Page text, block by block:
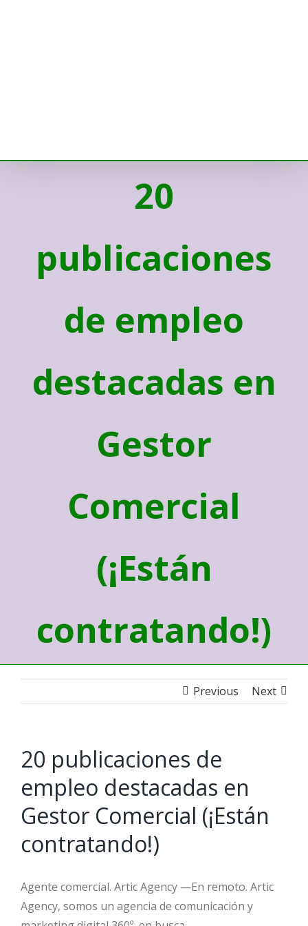
20
publicaciones
de empleo
destacadas en
Gestor
Comercial
(¡Están
contratando!)
Previous Next
20 publicaciones de
empleo destacadas en
Gestor Comercial (¡Están
contratando!)
Agente comercial. Artic Agency —En remoto. Artic
Agency, somos un agencia de comunicación y